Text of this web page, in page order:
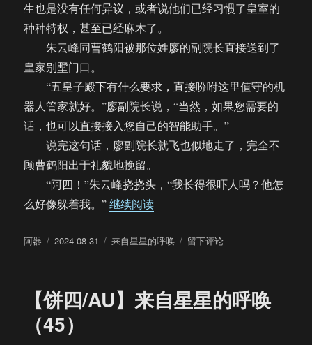
生也是没有任何异议，或者说他们已经习惯了皇室的
种种特权，甚至已经麻木了。
朱云峰同曹鹤阳被那位姓廖的副院长直接送到了
皇家别墅门口。
“五皇子殿下有什么要求，直接吩咐这里值守的机
器人管家就好。”廖副院长说，“当然，如果您需要的
话，也可以直接接入您自己的智能助手。”
说完这句话，廖副院长就飞也似地走了，完全不
顾曹鹤阳出于礼貌地挽留。
“阿四！”朱云峰挠挠头，“我长得很吓人吗？他怎
么好像躲着我。”继续阅读“【饼四/AU】来自星星的呼唤（
作
阿器
发
2024-08-31
分
来自星星的呼唤
于
自
留下评论
【饼四/AU】来自星星的呼唤
（45）